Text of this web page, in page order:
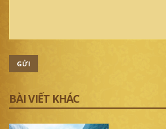
GỬI
BÀI VIẾT KHÁC